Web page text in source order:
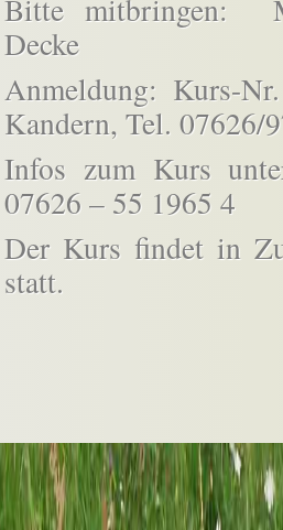
Bitte mitbringen:
Decke
Anmeldung: Kurs-
Kandern, Tel. 07626/
Infos zum Kurs
07626 – 55 1965 4
Der Kurs findet in
statt.